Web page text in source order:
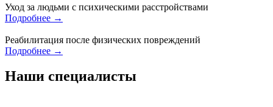
Уход за людьми с психическими расстройствами
Подробнее →
Реабилитация после физических повреждений
Подробнее →
Наши специалисты